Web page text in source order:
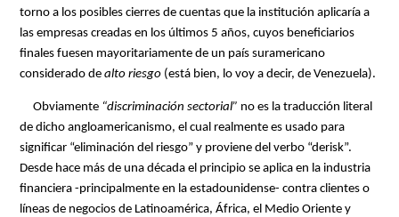
torno a los posibles cierres de cuentas que la institución aplicaría a
las empresas creadas en los últimos 5 años, cuyos beneficiarios
finales fuesen mayoritariamente de un país suramericano
considerado dealto riesgo (está bien, lo voy a decir, de Venezuela).
Obviamente “discriminación sectorial” no es la traducción literal
de dicho angloamericanismo, el cual realmente es usado para
significar “eliminación del riesgo” y proviene del verbo “derisk”.
Desde hace más de una década el principio se aplica en la industria
financiera -principalmente en la estadounidense- contra clientes o
líneas de negocios de Latinoamérica, África, el Medio Oriente y